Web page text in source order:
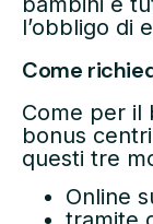
l’obbligo di
Come
Come per il
bonus
questi tre
Online